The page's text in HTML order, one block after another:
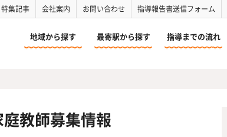
特集記事 会社案内 お問い合わせ 指導報告書送信フォーム
地域から探す 最寄駅から探す 指導までの流れ
庭教師募集情報